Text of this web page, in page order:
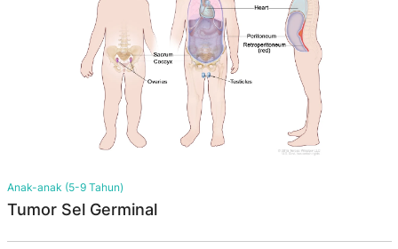
Anak-anak (5-9 Tahun)
Tumor Sel Germinal